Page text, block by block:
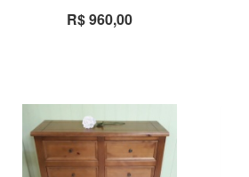
R$ 960,00